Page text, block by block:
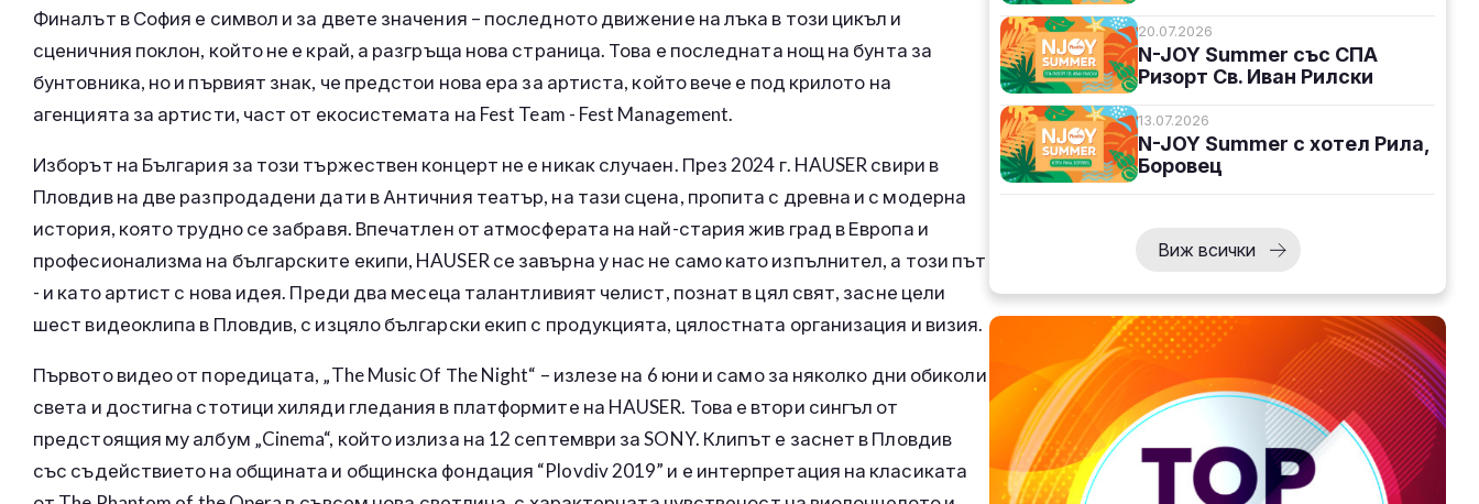
Финалът в София е символ и за двете значения – последното движение на лъка в този цикъл и
сценичния поклон, който не е край, а разгръща нова страница. Това е последната нощ на бунта за
бунтовника, но и първият знак, че предстои нова ера за артиста, който вече е под крилото на
агенцията за артисти, част от екосистемата на Fest Team - Fest Management.
Изборът на България за този тържествен концерт не е никак случаен. През 2024 г. HAUSER свири в
Пловдив на две разпродадени дати в Античния театър, на тази сцена, пропита с древна и с модерна
история, която трудно се забравя. Впечатлен от атмосферата на най-стария жив град в Европа и
професионализма на българските екипи, HAUSER се завърна у нас не само като изпълнител, а този път
- и като артист с нова идея. Преди два месеца талантливият челист, познат в цял свят, засне цели
шест видеоклипа в Пловдив, с изцяло български екип с продукцията, цялостната организация и визия.
Първото видео от поредицата, „The Music Оf Тhe Night“ – излезе на 6 юни и само за няколко дни обиколи
света и достигна стотици хиляди гледания в платформите на HAUSER. Това е втори сингъл от
предстоящия му албум „Cinema“, който излиза на 12 септември за SONY. Клипът е заснет в Пловдив
със съдействието на общината и общинска фондация “Plovdiv 2019” и е интерпретация на класиката
20.07.2026
N-JOY Summer със СПА
Ризорт Св. Иван Рилски
13.07.2026
N-JOY Summer с хотел Рила,
Боровец
Виж всички